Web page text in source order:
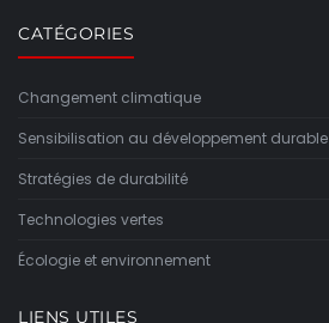
CATÉGORIES
Changement climatique
Sensibilisation au développement durable
Stratégies de durabilité
Technologies vertes
Écologie et environnement
LIENS UTILES